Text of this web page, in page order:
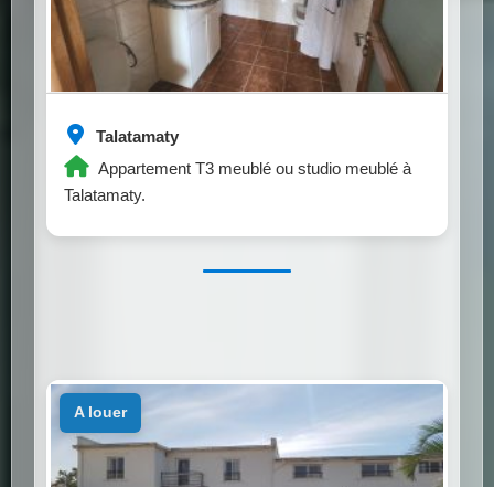
Talatamaty
Appartement T3 meublé ou studio meublé à
Talatamaty.
a louer